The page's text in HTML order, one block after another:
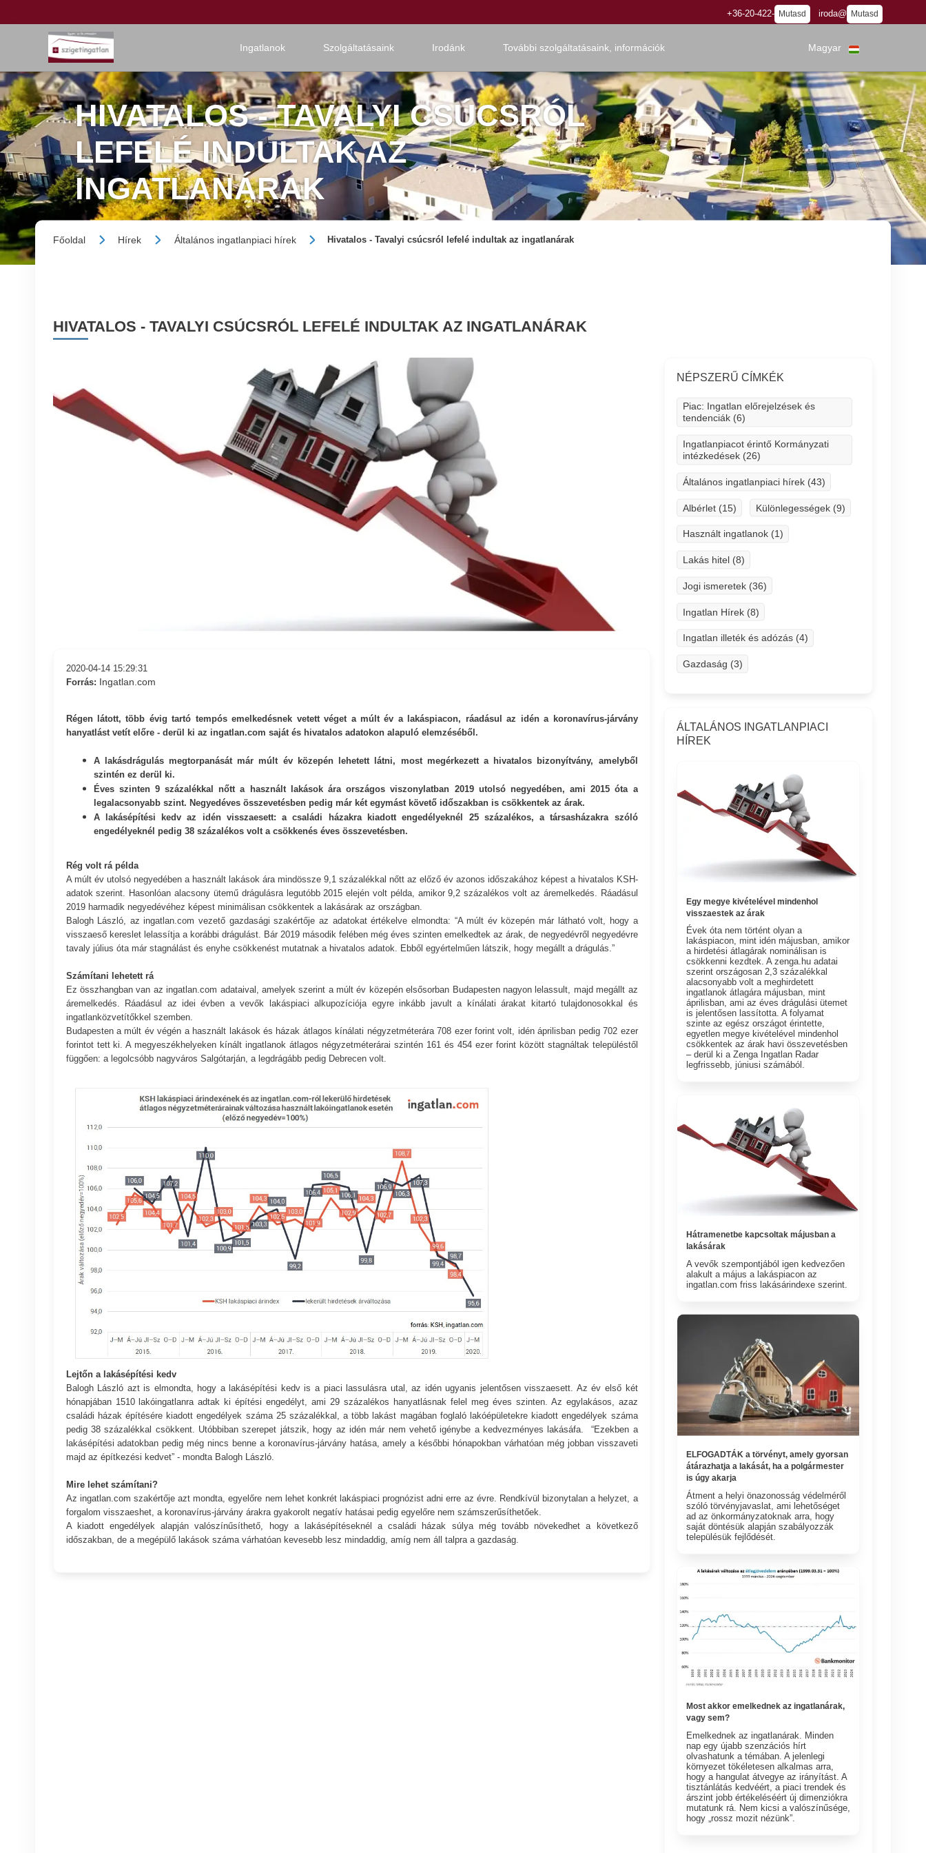
+36-20-422- Mutasd iroda@ Mutasd
Ingatlanok Szolgáltatásaink Irodánk További szolgáltatásaink, információk Magyar
HIVATALOS - TAVALYI CSÚCSRÓL
LEFELÉ INDULTAK AZ
INGATLANÁRAK
Főoldal Hírek Általános ingatlanpiaci hírek Hivatalos - Tavalyi csúcsról lefelé indultak az ingatlanárak
HIVATALOS - TAVALYI CSÚCSRÓL LEFELÉ INDULTAK AZ INGATLANÁRAK
2020-04-14 15:29:31
Forrás: Ingatlan.com
Régen látott, több évig tartó tempós emelkedésnek vetett véget a múlt év a lakáspiacon, ráadásul az idén a koronavírus-járvány
hanyatlást vetít előre - derül ki az ingatlan.com saját és hivatalos adatokon alapuló elemzéséből.
A lakásdrágulás megtorpanását már múlt év közepén lehetett látni, most megérkezett a hivatalos bizonyítvány, amelyből
szintén ez derül ki.
Éves szinten 9 százalékkal nőtt a használt lakások ára országos viszonylatban 2019 utolsó negyedében, ami 2015 óta a
legalacsonyabb szint. Negyedéves összevetésben pedig már két egymást követő időszakban is csökkentek az árak.
A lakásépítési kedv az idén visszaesett: a családi házakra kiadott engedélyeknél 25 százalékos, a társasházakra szóló
engedélyeknél pedig 38 százalékos volt a csökkenés éves összevetésben.
Rég volt rá példa
A múlt év utolsó negyedében a használt lakások ára mindössze 9,1 százalékkal nőtt az előző év azonos időszakához képest a hivatalos KSH-
adatok szerint. Hasonlóan alacsony ütemű drágulásra legutóbb 2015 elején volt példa, amikor 9,2 százalékos volt az áremelkedés. Ráadásul
2019 harmadik negyedévéhez képest minimálisan csökkentek a lakásárak az országban.
Balogh László, az ingatlan.com vezető gazdasági szakértője az adatokat értékelve elmondta: “A múlt év közepén már látható volt, hogy a
visszaeső kereslet lelassítja a korábbi drágulást. Bár 2019 második felében még éves szinten emelkedtek az árak, de negyedévről negyedévre
tavaly július óta már stagnálást és enyhe csökkenést mutatnak a hivatalos adatok. Ebből egyértelműen látszik, hogy megállt a drágulás.”
Számítani lehetett rá
Ez összhangban van az ingatlan.com adataival, amelyek szerint a múlt év közepén elsősorban Budapesten nagyon lelassult, majd megállt az
áremelkedés. Ráadásul az idei évben a vevők lakáspiaci alkupozíciója egyre inkább javult a kínálati árakat kitartó tulajdonosokkal és
ingatlanközvetítőkkel szemben.
Budapesten a múlt év végén a használt lakások és házak átlagos kínálati négyzetméterára 708 ezer forint volt, idén áprilisban pedig 702 ezer
forintot tett ki. A megyeszékhelyeken kínált ingatlanok átlagos négyzetméterárai szintén 161 és 454 ezer forint között stagnáltak településtől
függően: a legolcsóbb nagyváros Salgótarján, a legdrágább pedig Debrecen volt.
Lejtőn a lakásépítési kedv
Balogh László azt is elmondta, hogy a lakásépítési kedv is a piaci lassulásra utal, az idén ugyanis jelentősen visszaesett. Az év első két
hónapjában 1510 lakóingatlanra adtak ki építési engedélyt, ami 29 százalékos hanyatlásnak felel meg éves szinten. Az egylakásos, azaz
családi házak építésére kiadott engedélyek száma 25 százalékkal, a több lakást magában foglaló lakóépületekre kiadott engedélyek száma
pedig 38 százalékkal csökkent. Utóbbiban szerepet játszik, hogy az idén már nem vehető igénybe a kedvezményes lakásáfa. “Ezekben a
lakásépítési adatokban pedig még nincs benne a koronavírus-járvány hatása, amely a későbbi hónapokban várhatóan még jobban visszaveti
majd az építkezési kedvet” - mondta Balogh László.
Mire lehet számítani?
Az ingatlan.com szakértője azt mondta, egyelőre nem lehet konkrét lakáspiaci prognózist adni erre az évre. Rendkívül bizonytalan a helyzet, a
forgalom visszaeshet, a koronavírus-járvány árakra gyakorolt negatív hatásai pedig egyelőre nem számszerűsíthetőek.
A kiadott engedélyek alapján valószínűsíthető, hogy a lakásépítéseknél a családi házak súlya még tovább növekedhet a következő
időszakban, de a megépülő lakások száma várhatóan kevesebb lesz mindaddig, amíg nem áll talpra a gazdaság.
NÉPSZERŰ CÍMKÉK
Piac: Ingatlan előrejelzések és
tendenciák (6)
Ingatlanpiacot érintő Kormányzati
intézkedések (26)
Általános ingatlanpiaci hírek (43)
Albérlet (15) Különlegességek (9)
Használt ingatlanok (1)
Lakás hitel (8)
Jogi ismeretek (36)
Ingatlan Hírek (8)
Ingatlan illeték és adózás (4)
Gazdaság (3)
ÁLTALÁNOS INGATLANPIACI
HÍREK
Egy megye kivételével mindenhol
visszaestek az árak
Évek óta nem történt olyan a
lakáspiacon, mint idén májusban, amikor
a hirdetési átlagárak nominálisan is
csökkenni kezdtek. A zenga.hu adatai
szerint országosan 2,3 százalékkal
alacsonyabb volt a meghirdetett
ingatlanok átlagára májusban, mint
áprilisban, ami az éves drágulási ütemet
is jelentősen lassította. A folyamat
szinte az egész országot érintette,
egyetlen megye kivételével mindenhol
csökkentek az árak havi összevetésben
– derül ki a Zenga Ingatlan Radar
legfrissebb, júniusi számából.
Hátramenetbe kapcsoltak májusban a
lakásárak
A vevők szempontjából igen kedvezően
alakult a május a lakáspiacon az
ingatlan.com friss lakásárindexe szerint.
ELFOGADTÁK a törvényt, amely gyorsan
átárazhatja a lakását, ha a polgármester
is úgy akarja
Átment a helyi önazonosság védelméről
szóló törvényjavaslat, ami lehetőséget
ad az önkormányzatoknak arra, hogy
saját döntésük alapján szabályozzák
településük fejlődését.
Most akkor emelkednek az ingatlanárak,
vagy sem?
Emelkednek az ingatlanárak. Minden
nap egy újabb szenzációs hírt
olvashatunk a témában. A jelenlegi
környezet tökéletesen alkalmas arra,
hogy a hangulat átvegye az irányítást. A
tisztánlátás kedvéért, a piaci trendek és
árszint jobb értékeléséért új dimenziókra
mutatunk rá. Nem kicsi a valószínűsége,
hogy „rossz mozit nézünk”.